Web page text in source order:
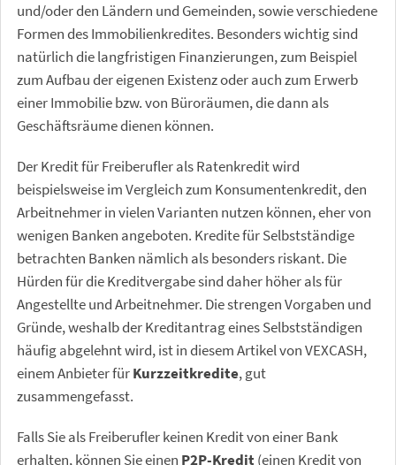
und/oder den Ländern und Gemeinden, sowie verschiedene
Formen des Immobilienkredites. Besonders wichtig sind
natürlich die langfristigen Finanzierungen, zum Beispiel
zum Aufbau der eigenen Existenz oder auch zum Erwerb
einer Immobilie bzw. von Büroräumen, die dann als
Geschäftsräume dienen können.
Der Kredit für Freiberufler als Ratenkredit wird
beispielsweise im Vergleich zum Konsumentenkredit, den
Arbeitnehmer in vielen Varianten nutzen können, eher von
wenigen Banken angeboten. Kredite für Selbstständige
betrachten Banken nämlich als besonders riskant. Die
Hürden für die Kreditvergabe sind daher höher als für
Angestellte und Arbeitnehmer. Die strengen Vorgaben und
Gründe, weshalb der Kreditantrag eines Selbstständigen
häufig abgelehnt wird, ist in diesem Artikel von VEXCASH,
einem Anbieter fürKurzzeitkredite, gut
zusammengefasst.
Falls Sie als Freiberufler keinen Kredit von einer Bank
erhalten, können Sie einen P2P-Kredit (einen Kredit von